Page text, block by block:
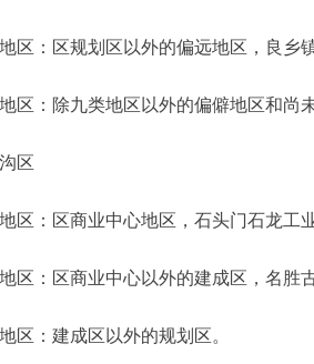
：区规划区以外的偏远地区，良乡
：除九类地区以外的偏僻地区和尚
区
：区商业中心地区，石头门石龙工
：区商业中心以外的建成区，名胜
：建成区以外的规划区。